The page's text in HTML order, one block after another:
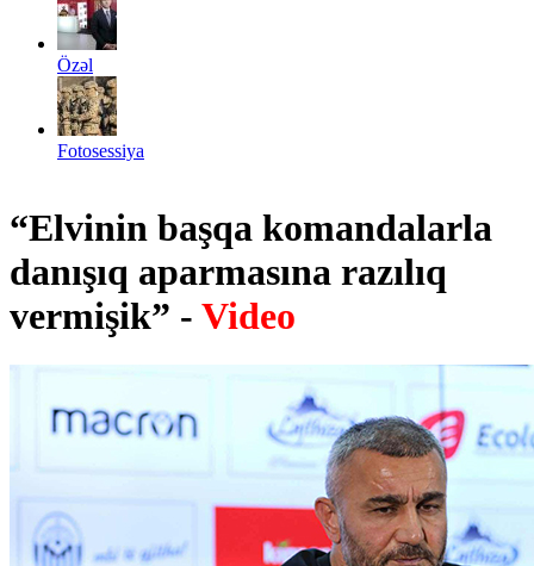
Özəl
Fotosessiya
“Elvinin başqa komandalarla
danışıq aparmasına razılıq
vermişik” - Video